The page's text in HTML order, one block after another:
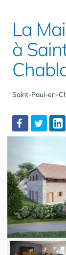
La
à
Saint-Paul-en-
Partager